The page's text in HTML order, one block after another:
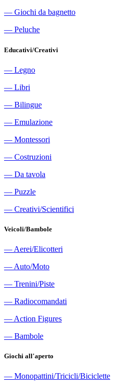
― Giochi da bagnetto
― Peluche
Educativi/Creativi
― Legno
― Libri
― Bilingue
― Emulazione
― Montessori
― Costruzioni
― Da tavola
― Puzzle
― Creativi/Scientifici
Veicoli/Bambole
― Aerei/Elicotteri
― Auto/Moto
― Trenini/Piste
― Radiocomandati
― Action Figures
― Bambole
Giochi all'aperto
― Monopattini/Tricicli/Biciclette